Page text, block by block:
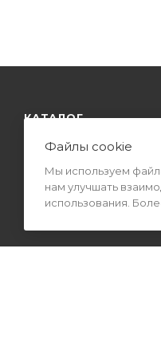
КАТАЛОГ
Файлы cookie
Мы используем
нам улучшать
использования.